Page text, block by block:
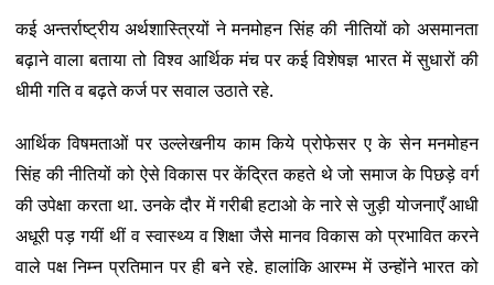
कई अन्तर्राष्ट्रीय अर्थशास्त्रियों ने मनमोहन सिंह की नीतियों को असमानता
बढ़ाने वाला बताया तो विश्व आर्थिक मंच पर कई विशेषज्ञ भारत में सुधारों की
धीमी गति व बढ़ते कर्ज पर सवाल उठाते रहे.
आर्थिक विषमताओं पर उल्लेखनीय काम किये प्रोफेसर ए के सेन मनमोहन
सिंह की नीतियों को ऐसे विकास पर केंद्रित कहते थे जो समाज के पिछड़े वर्ग
की उपेक्षा करता था. उनके दौर में गरीबी हटाओ के नारे से जुड़ी योजनाएँ आधी
अधूरी पड़ गयीं थीं व स्वास्थ्य व शिक्षा जैसे मानव विकास को प्रभावित करने
वाले पक्ष निम्न प्रतिमान पर ही बने रहे. हालांकि आरम्भ में उन्होंने भारत को